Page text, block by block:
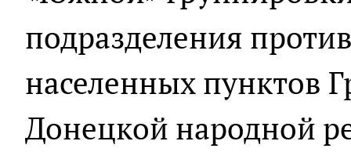
подразделения
населенных пунктов
Донецкой народной